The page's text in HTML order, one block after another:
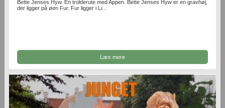
Bette Jenses Hyw. En trolderute med Appen. Bette Jenses Hyw er en gravhøj,
der ligger på øen Fur. Fur ligger i Li...
Læs mere